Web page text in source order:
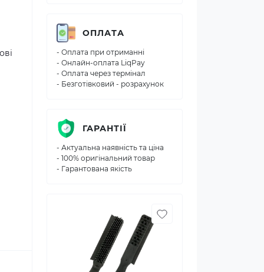
ОПЛАТА
- Оплата при отриманні
- Онлайн-оплата LiqPay
- Оплата через термінал
- Безготівковий - розрахунок
ГАРАНТІЇ
- Актуальна наявність та ціна
- 100% оригінальний товар
- Гарантована якість